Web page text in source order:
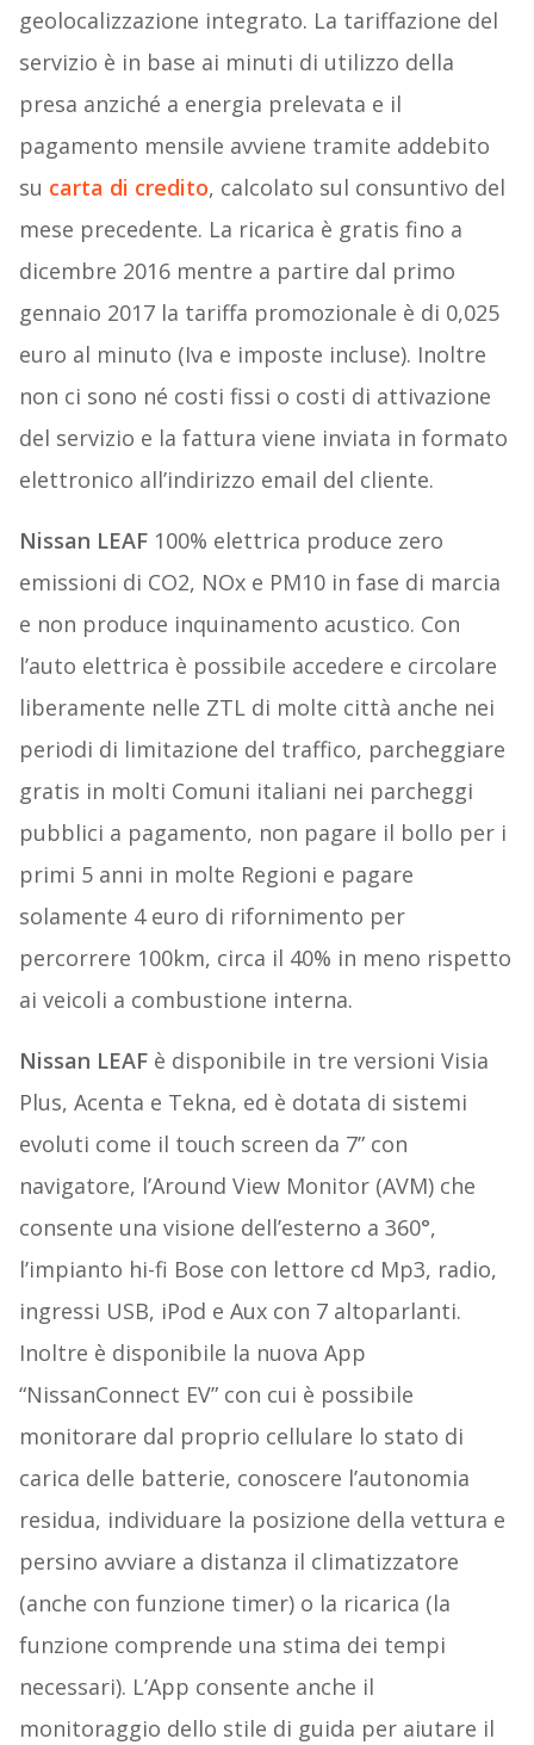
geolocalizzazione integrato. La tariffazione del
servizio è in base ai minuti di utilizzo della
presa anziché a energia prelevata e il
pagamento mensile avviene tramite addebito
su carta di credito, calcolato sul consuntivo del
mese precedente. La ricarica è gratis fino a
dicembre 2016 mentre a partire dal primo
gennaio 2017 la tariffa promozionale è di 0,025
euro al minuto (Iva e imposte incluse). Inoltre
non ci sono né costi fissi o costi di attivazione
del servizio e la fattura viene inviata in formato
elettronico all’indirizzo email del cliente.
Nissan LEAF100% elettrica produce zero
emissioni di CO2, NOx e PM10 in fase di marcia
e non produce inquinamento acustico. Con
l’auto elettrica è possibile accedere e circolare
liberamente nelle ZTL di molte città anche nei
periodi di limitazione del traffico, parcheggiare
gratis in molti Comuni italiani nei parcheggi
pubblici a pagamento, non pagare il bollo per i
primi 5 anni in molte Regioni e pagare
solamente 4 euro di rifornimento per
percorrere 100km, circa il 40% in meno rispetto
ai veicoli a combustione interna.
Nissan LEAFè disponibile in tre versioni Visia
Plus, Acenta e Tekna, ed è dotata di sistemi
evoluti come il touch screen da 7” con
navigatore, l’Around View Monitor (AVM) che
consente una visione dell’esterno a 360°,
l’impianto hi-fi Bose con lettore cd Mp3, radio,
ingressi USB, iPod e Aux con 7 altoparlanti.
Inoltre è disponibile la nuova App
“NissanConnect EV” con cui è possibile
monitorare dal proprio cellulare lo stato di
carica delle batterie, conoscere l’autonomia
residua, individuare la posizione della vettura e
persino avviare a distanza il climatizzatore
(anche con funzione timer) o la ricarica (la
funzione comprende una stima dei tempi
necessari). L’App consente anche il
monitoraggio dello stile di guida per aiutare il